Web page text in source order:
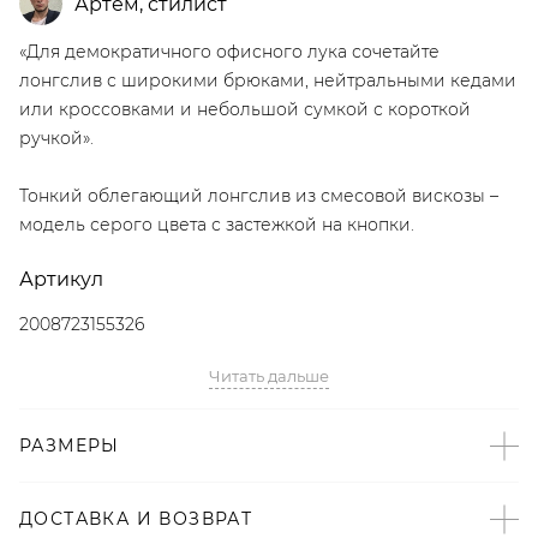
«Для демократичного офисного лука сочетайте
лонгслив с широкими брюками, нейтральными кедами
или кроссовками и небольшой сумкой с короткой
ручкой».
Тонкий облегающий лонгслив из смесовой вискозы –
модель серого цвета с застежкой на кнопки.
Артикул
2008723155326
– Серый цвет;
– Воротник с застежкой на кнопки;
Читать дальше
РАЗМЕРЫ
ДОСТАВКА И ВОЗВРАТ